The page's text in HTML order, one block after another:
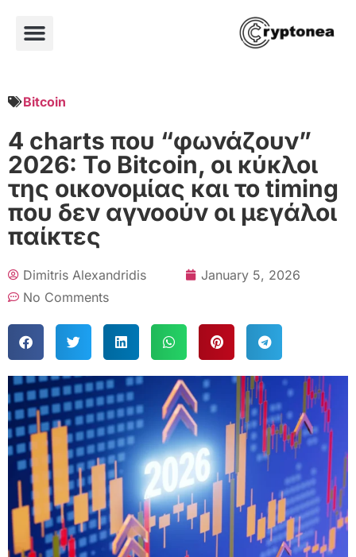
Bitcoin
4 charts που “φωνάζουν”
2026: Το Bitcoin, οι κύκλοι
της οικονομίας και το timing
που δεν αγνοούν οι μεγάλοι
παίκτες
Dimitris Alexandridis
January 5, 2026
No Comments